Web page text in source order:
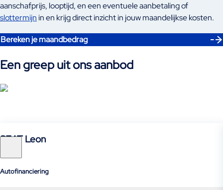
aanschafprijs, looptijd, en een eventuele aanbetaling of
slottermijn in en krijg direct inzicht in jouw maandelijkse kosten.
Bereken je maandbedrag
Een greep uit ons aanbod
SEAT Leon
Autofinanciering